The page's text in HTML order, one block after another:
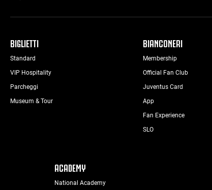
BIGLIETTI
Standard
VIP Hospitality
Parcheggi
Museum & Tour
BIANCONERI
Membership
Official Fan Club
Juventus Card
App
Fan Experience
SLO
ACADEMY
National Academy